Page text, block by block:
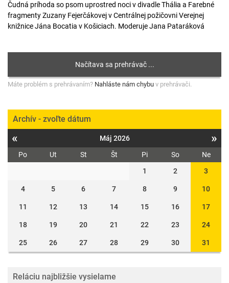
Čudná príhoda so psom uprostred noci v divadle Thália a Farebné
fragmenty Zuzany Fejerčákovej v Centrálnej požičovni Verejnej
knižnice Jána Bocatia v Košiciach. Moderuje Jana Pataráková
Máte problém s prehrávaním? Nahláste nám chybu v prehrávači.
Archív - zvoľte dátum
« Máj 2026 »
Po Ut St Št Pi So
Ne
1
2 3
4 5 6 7 8 9 10
11 12 13 14 15 16 17
18 19 20 21 22 23 24
25 26 27 28 29 30 31
Reláciu najbližšie vysielame